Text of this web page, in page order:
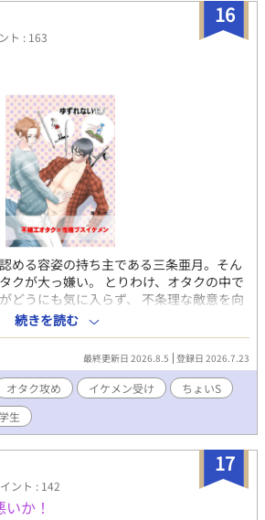
16
ト : 163
める容姿の持ち主である三条亜月。そん
クが大っ嫌い。 とりわけ、オタクの中で
どうにも気に入らず、 不条理な敵意を向
る日、とうとうキレた山野からレイプさ
に撮られてしまう。 その動画をネタに、
とおもいきや、 「ばらされたくなけれ
で」 と、逆のことを言われてしまい
先に投稿していた小説「ゆずれないモ
ものです。 よろしければ、そちらもどう
続きを読む
最終更新日 2026.8.5 登録日 2026.7.23
オタク攻め イケメン受け
ちょいS
生
17
ント : 142
か！